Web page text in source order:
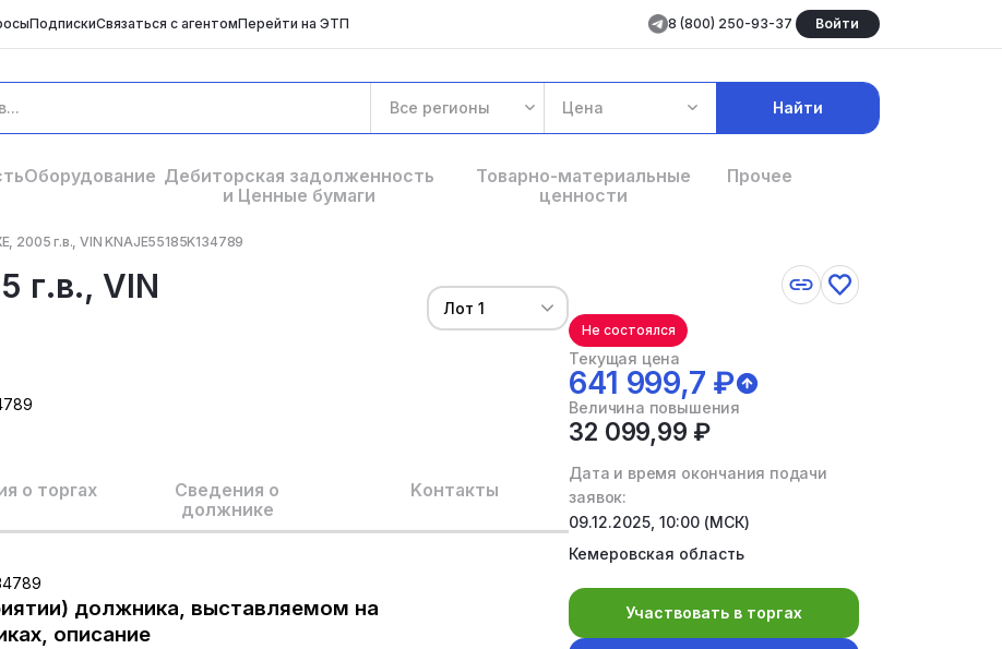
ПодпискиСвязаться с агентомПерейти на ЭТП 8 (800) 250-93-37 Войти
Все регионы Цена Найти
Оборудование Дебиторская задолженность
и Ценные бумаги
Товарно-материальные
ценности
Прочее
г.в., VIN KNAJE55185K134789
г.в., VIN
Лот 1
о торгах
Сведения о
должнике
Kонтакты
должника, выставляемом на
описание
Не состоялся
Текущая цена
641 999,7 ₽
Величина повышения
32 099,99 ₽
Дата и время окончания подачи
заявок:
09.12.2025, 10:00 (МСК)
Кемеровская область
Участвовать в торгах